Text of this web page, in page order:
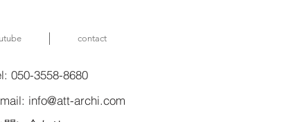
contact
050-3558-8680
info@att-archi.com